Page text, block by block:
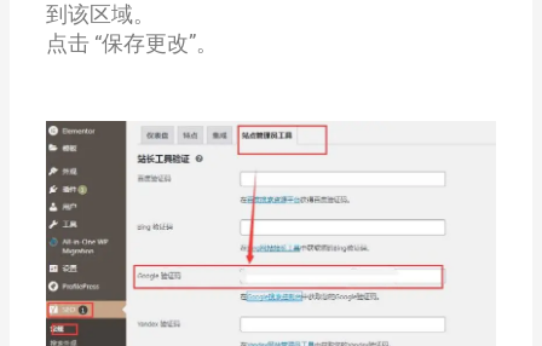
到该区域。
点击 “保存更改”。